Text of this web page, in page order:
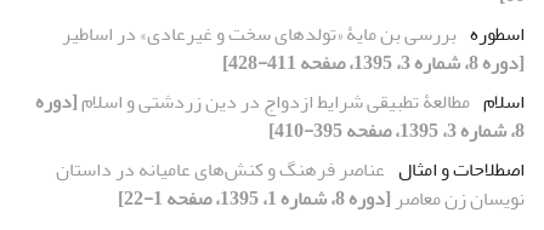
اسطوره بررسی بن‏ مایۀ «تولدهای سخت و غیرعادی» در اساطیر
[دوره 8، شماره 3، 1395، صفحه 411-428]
اسلام مطالعۀ تطبیقی شرایط ازدواج در دین زردشتی و اسلام[دوره
8، شماره 3، 1395، صفحه 395-410]
اصطلاحات و امثال عناصر فرهنگ و کنش‌های عامیانه در داستان
نویسان زن معاصر [دوره 8، شماره 1، 1395، صفحه 1-22]